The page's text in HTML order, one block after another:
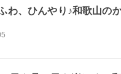
わ、ひんやり♪和歌山の